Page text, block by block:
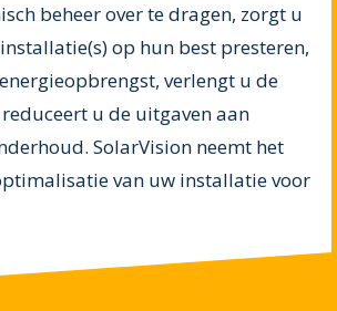
beheer over te dragen, zorgt u
op hun best presteren,
verlengt u de
u de uitgaven aan
SolarVision neemt het
van uw installatie voor